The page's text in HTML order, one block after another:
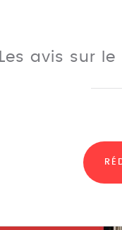
Les avis sur